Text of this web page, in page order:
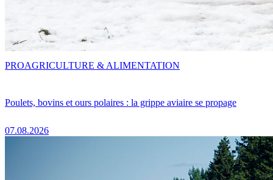
Poulets, bovins et ours polaires : la grippe aviaire se propage
07.08.2026
PROAGRICULTURE & ALIMENTATION